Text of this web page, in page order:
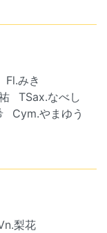
Fl.みき
TSax.なべし
Cym.やまゆう
梨花